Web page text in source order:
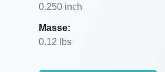
0.250 inch
Masse:
0.12 lbs